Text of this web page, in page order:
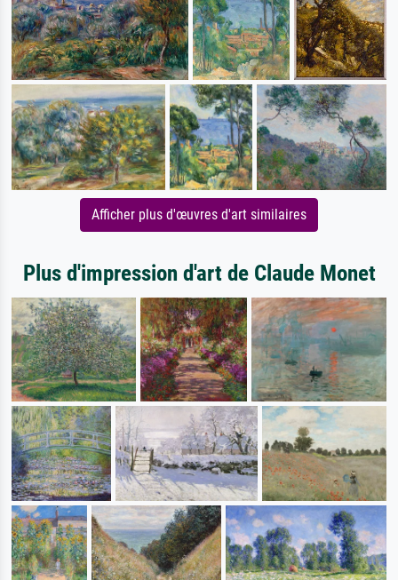
Afficher plus d'œuvres d'art similaires
Plus d'impression d'art de Claude Monet